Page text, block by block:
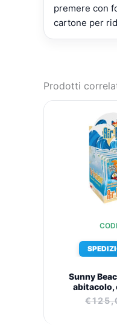
premere con
cartone per
Prodotti
Sunny
abitacolo,
€